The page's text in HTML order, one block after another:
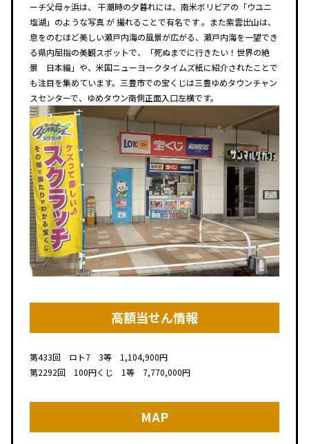
ーチ父母ヶ浜は、 干潮時の夕暮れには、南米ボリビアの「ウユニ
塩湖」のような写真 が 撮れることで有名です 。また紫雲出山は、
息をのむほど美しい瀬戸内海の風景が広がる、瀬戸内海を一望でき
る県内屈指の美観スポットで、「死ぬまでに行きたい！世界の絶
景 日本編」や、米国ニューヨークタイムズ紙に紹介されたことで
も注目を集めています。三豊市での宝くじは三豊ゆめタウンチャン
スセンターで、ゆめタウン南側正面入口左横です。
高額当せん情報
第433回 ロト7 3等 1,104,900円
第2292回 100円くじ 1等 7,770,000円
MAP